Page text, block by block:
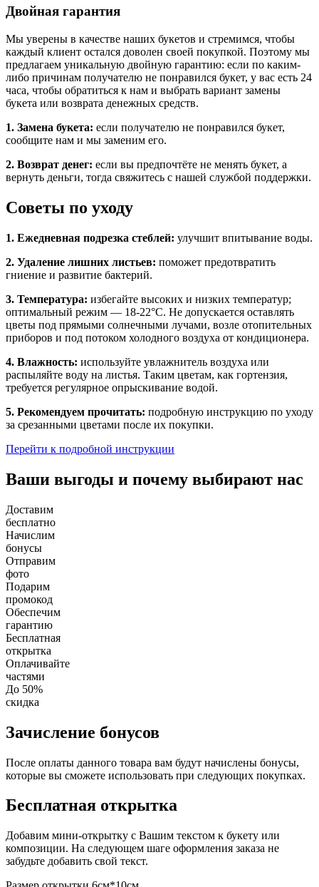
Двойная гарантия
Мы уверены в качестве наших букетов и стремимся, чтобы
каждый клиент остался доволен своей покупкой. Поэтому мы
предлагаем уникальную двойную гарантию: если по каким-
либо причинам получателю не понравился букет, у вас есть 24
часа, чтобы обратиться к нам и выбрать вариант замены
букета или возврата денежных средств.
1. Замена букета: если получателю не понравился букет,
сообщите нам и мы заменим его.
2. Возврат денег: если вы предпочтёте не менять букет, а
вернуть деньги, тогда свяжитесь с нашей службой поддержки.
Советы по уходу
1. Ежедневная подрезка стеблей: улучшит впитывание воды.
2. Удаление лишних листьев: поможет предотвратить
гниение и развитие бактерий.
3. Температура: избегайте высоких и низких температур;
оптимальный режим — 18-22°C. Не допускается оставлять
цветы под прямыми солнечными лучами, возле отопительных
приборов и под потоком холодного воздуха от кондиционера.
4. Влажность: используйте увлажнитель воздуха или
распыляйте воду на листья. Таким цветам, как гортензия,
требуется регулярное опрыскивание водой.
5. Рекомендуем прочитать: подробную инструкцию по уходу
за срезанными цветами после их покупки.
Перейти к подробной инструкции
Ваши выгоды и почему выбирают нас
Доставим
бесплатно
Начислим
бонусы
Отправим
фото
Подарим
промокод
Обеспечим
гарантию
Бесплатная
открытка
Оплачивайте
частями
До 50%
скидка
Зачисление бонусов
После оплаты данного товара вам будут начислены бонусы,
которые вы сможете использовать при следующих покупках.
Бесплатная открытка
Добавим мини-открытку с Вашим текстом к букету или
композиции. На следующем шаге оформления заказа не
забудьте добавить свой текст.